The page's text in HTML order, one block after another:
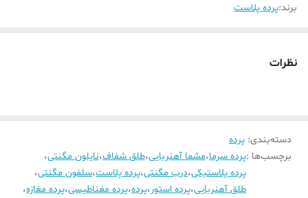
برند:پرده پلاست
نظرات
دسته‌بندی: پرده
برچسب‌ها :پرده سرما،مشما آهنربایی،طلق شفاف،نایلون مگنتی،
پرده پلاستیکی،درب مگنتی،پرده پلاست،سلفون مگنتی،
طلق آهنربایی،پرده استور،پرده،پرده مغناطیسی،پرده مغازه،